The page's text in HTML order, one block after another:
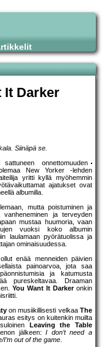
It Darker
Siinäpä se.
onnettomuuden
New Yorker -lehden
yritti kyllä myöhemmin
ajatukset ovat
albumilla.
mutta poistuminen ja
ja terveyden
mustaa huumoria, vaan
vuoksi koko albumin
laulamaan pyörätuolissa ja
ominaisuudessa.
enää menneiden päivien
painoarvoa, jota saa
ja katumusta
pureskeltavaa. Draaman
You Want It Darkeronkin
on musiikillisesti velkaaThe
esitys on kuitenkin muilta
Leaving the Table
jälkeen:I don’t need a
I’m out of the game.